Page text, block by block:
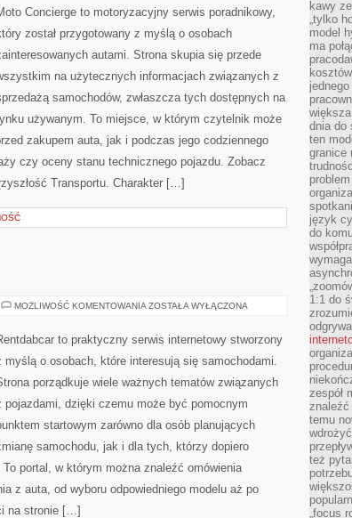
RZECZY
(IOT)
Concierge to motoryzacyjny serwis poradnikowy,
został przygotowany z myślą o osobach
autami. Strona skupia się przede
na użytecznych informacjach związanych z
samochodów, zwłaszcza tych dostępnych na
używanym. To miejsce, w którym czytelnik może
zakupem auta, jak i podczas jego codziennego
czy oceny stanu technicznego pojazdu. Zobacz
Transportu. Charakter […]
MOŻLIWOŚĆ KOMENTOWANIA TESTY
ZOSTAŁA WYŁĄCZONA
to praktyczny serwis internetowy stworzony
myślą o osobach, które interesują się samochodami.
porządkuje wiele ważnych tematów związanych
pojazdami, dzięki czemu może być pomocnym
startowym zarówno dla osób planujących
samochodu, jak i dla tych, którzy dopiero
portal, w którym można znaleźć omówienia
z auta, od wyboru odpowiedniego modelu aż po
na stronie […]
kawy
„tylko
model
ma
dnia do
ten
granice
język
do
1:1 do
zespół
temu
też
„focus